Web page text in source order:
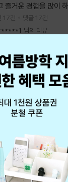
즐거운 경험을 많이
하지 말기, 그리고 좋
17건
댓글 17건
님의 리뷰
안내
최근 본 상품
1:1문의/채팅상담
십사(주) 사업자 정보
정보처리방침
청소년보
회사소개 거래처관계자께